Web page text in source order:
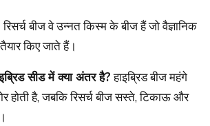
रिसर्च बीज वे उन्नत किस्म के बीज हैं जो वैज्ञानिक
किए जाते हैं।
सीड में क्या अंतर है?हाइब्रिड बीज महंगे
होती है, जबकि रिसर्च बीज सस्ते, टिकाऊ और